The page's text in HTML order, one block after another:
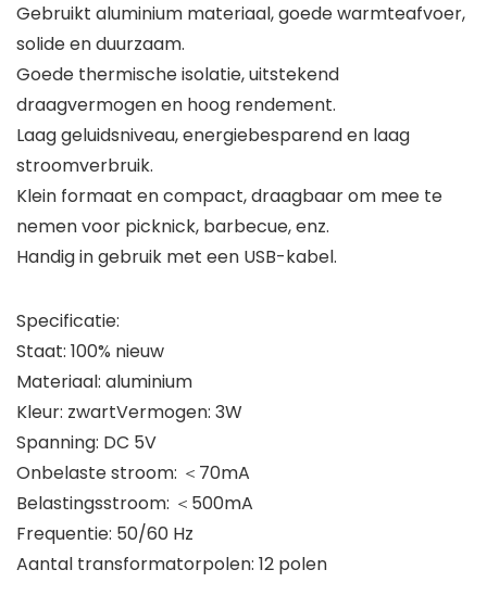
Gebruikt aluminium materiaal, goede warmteafvoer,
solide en duurzaam.
Goede thermische isolatie, uitstekend
draagvermogen en hoog rendement.
Laag geluidsniveau, energiebesparend en laag
stroomverbruik.
Klein formaat en compact, draagbaar om mee te
nemen voor picknick, barbecue, enz.
Handig in gebruik met een USB-kabel.
Specificatie:
Staat: 100% nieuw
Materiaal: aluminium
Kleur: zwartVermogen: 3W
Spanning: DC 5V
Onbelaste stroom: ＜70mA
Belastingsstroom: ＜500mA
Frequentie: 50/60 Hz
Aantal transformatorpolen: 12 polen